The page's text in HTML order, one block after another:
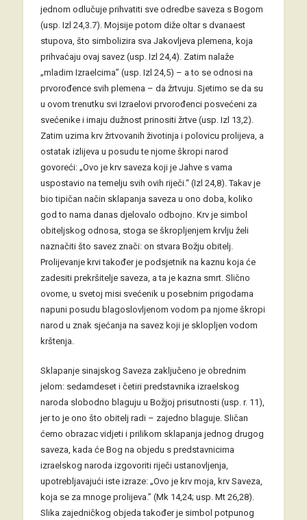
jednom odlučuje prihvatiti sve odredbe saveza s Bogom
(usp. Izl 24,3.7). Mojsije potom diže oltar s dvanaest
stupova, što simbolizira sva Jakovljeva plemena, koja
prihvaćaju ovaj savez (usp. Izl 24,4). Zatim nalaže
„mladim Izraelcima” (usp. Izl 24,5) – a to se odnosi na
prvorođence svih plemena – da žrtvuju. Sjetimo se da su
u ovom trenutku svi Izraelovi prvorođenci posvećeni za
svećenike i imaju dužnost prinositi žrtve (usp. Izl 13,2).
Zatim uzima krv žrtvovanih životinja i polovicu prolijeva, a
ostatak izlijeva u posudu te njome škropi narod
govoreći: „Ovo je krv saveza koji je Jahve s vama
uspostavio na temelju svih ovih riječi.“ (Izl 24,8). Takav je
bio tipičan način sklapanja saveza u ono doba, koliko
god to nama danas djelovalo odbojno. Krv je simbol
obiteljskog odnosa, stoga se škropljenjem krvlju želi
naznačiti što savez znači: on stvara Božju obitelj.
Prolijevanje krvi također je podsjetnik na kaznu koja će
zadesiti prekršitelje saveza, a ta je kazna smrt. Slično
ovome, u svetoj misi svećenik u posebnim prigodama
napuni posudu blagoslovljenom vodom pa njome škropi
narod u znak sjećanja na savez koji je sklopljen vodom
krštenja.
Sklapanje sinajskog Saveza zaključeno je obrednim
jelom: sedamdeset i četiri predstavnika izraelskog
naroda slobodno blaguju u Božjoj prisutnosti (usp. r. 11),
jer to je ono što obitelj radi – zajedno blaguje. Sličan
ćemo obrazac vidjeti i prilikom sklapanja jednog drugog
saveza, kada će Bog na objedu s predstavnicima
izraelskog naroda izgovoriti riječi ustanovljenja,
upotrebljavajući iste izraze: „Ovo je krv moja, krv Saveza,
koja se za mnoge prolijeva.” (Mk 14,24; usp. Mt 26,28).
Slika zajedničkog objeda također je simbol potpunog